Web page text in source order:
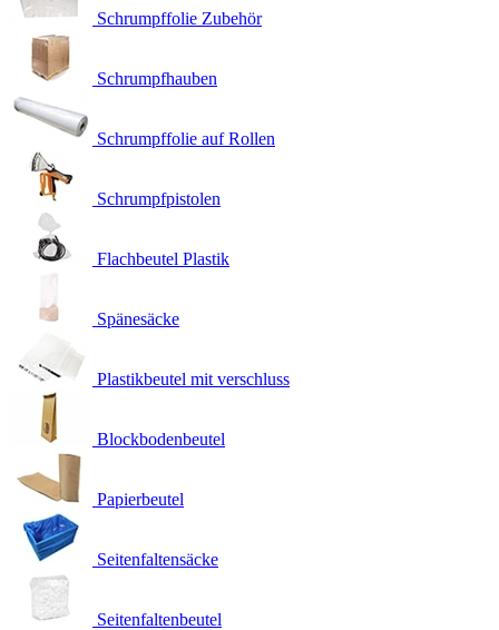
Schrumpffolie Zubehör
Schrumpfhauben
Schrumpffolie auf Rollen
Schrumpfpistolen
Flachbeutel Plastik
Spänesäcke
Plastikbeutel mit verschluss
Blockbodenbeutel
Papierbeutel
Seitenfaltensäcke
Seitenfaltenbeutel